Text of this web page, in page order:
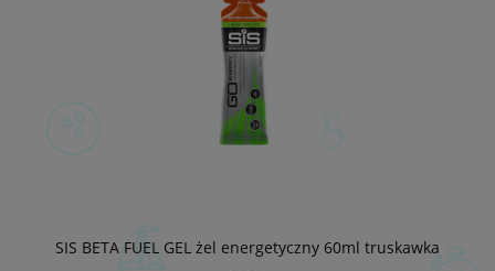
SIS BETA FUEL GEL żel energetyczny 60ml truskawka